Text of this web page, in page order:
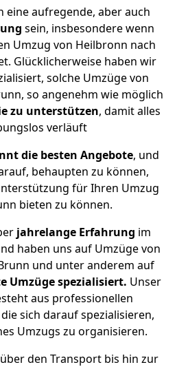
eine aufregende, aber auch
sein, insbesondere wenn
Umzug von Heilbronn nach
Glücklicherweise haben wir
solche Umzüge von
so angenehm wie möglich
zu unterstützen, damit alles
verläuft
die besten Angebote, und
behaupten zu können,
für Ihren Umzug
bieten zu können.
jahrelange Erfahrung im
haben uns auf Umzüge von
und unter anderem auf
Umzüge spezialisiert. Unser
aus professionellen
sich darauf spezialisieren,
Umzugs zu organisieren.
den Transport bis hin zur